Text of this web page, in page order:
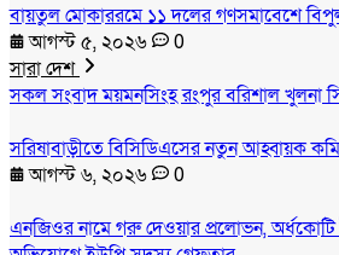
বায়তুল মোকাররমে ১১ দলের গণসমাবেশে
আগস্ট ৫, ২০২৬
0
সারা দেশ
সকল সংবাদময়মনসিংহরংপুরবরিশালখুলনা
সরিষাবাড়ীতে বিসিডিএসের নতুন আহ্বায়ক
আগস্ট ৬, ২০২৬
0
এনজিওর নামে গরু দেওয়ার প্রলোভন,